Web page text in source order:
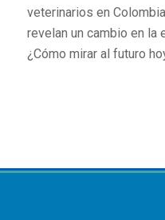
veterinarios en
revelan un cambio en la
¿Cómo mirar al futuro